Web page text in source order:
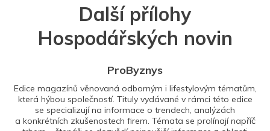
Další přílohy
Hospodářských novin
ProByznys
Edice magazínů věnovaná odborným i lifestylovým tématům,
která hýbou společností. Tituly vydávané v rámci této edice
se specializují na informace o trendech, analýzách
a konkrétních zkušenostech firem. Témata se prolínají napříč